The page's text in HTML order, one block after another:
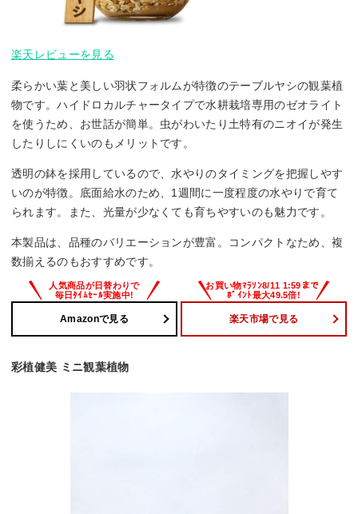
楽天レビューを見る
柔らかい葉と美しい羽状フォルムが特徴のテーブルヤシの観葉植
物です。ハイドロカルチャータイプで水耕栽培専用のゼオライト
を使うため、お世話が簡単。虫がわいたり土特有のニオイが発生
したりしにくいのもメリットです。
透明の鉢を採用しているので、水やりのタイミングを把握しやす
いのが特徴。底面給水のため、1週間に一度程度の水やりで育て
られます。また、光量が少なくても育ちやすいのも魅力です。
本製品は、品種のバリエーションが豊富。コンパクトなため、複
数揃えるのもおすすめです。
Amazonで見る 楽天市場で見る
彩植健美 ミニ観葉植物